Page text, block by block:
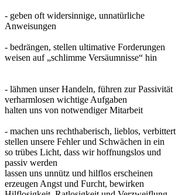
- geben oft widersinnige, unnatürliche +
Anweisungen die
- bedrängen, stellen ultimative
weisen auf „schlimme Versäumnisse“
bittet, regt an, führt
- lähmen unser Handeln, führen zur
verharmlosen wichtige Aufgaben
halten uns von notwendiger Mitarbeit
- machen uns rechthaberisch, lieblos,
stellen unsere Fehler und Schwächen in
so trübes Licht, dass wir hoffnungslos
passiv werden
lassen uns unnütz und hilflos erscheinen
erzeugen Angst und Furcht, bewirken